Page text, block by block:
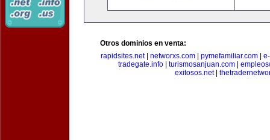
Otros dominios en venta:
rapidsites.net| networxs.com| pymefamiliar.com|
tradegate.info| turismosanjuan.com|
exitosos.net|